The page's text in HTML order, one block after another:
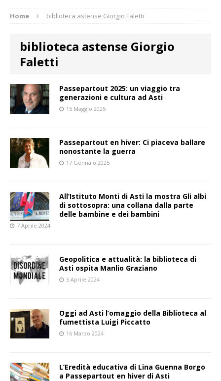
Home biblioteca astense Giorgio Faletti
biblioteca astense Giorgio
Faletti
Passepartout 2025: un viaggio tra
generazioni e cultura ad Asti
15 Maggio 2025
Passepartout en hiver: Ci piaceva ballare
nonostante la guerra
17 Gennaio 2025
All’Istituto Monti di Asti la mostra Gli albi
di sottosopra: una collana dalla parte
delle bambine e dei bambini
7 Aprile 2024
Geopolitica e attualità: la biblioteca di
Asti ospita Manlio Graziano
5 Aprile 2024
Oggi ad Asti l’omaggio della Biblioteca al
fumettista Luigi Piccatto
16 Marzo 2024
L’Eredità educativa di Lina Guenna Borgo
a Passepartout en hiver di Asti